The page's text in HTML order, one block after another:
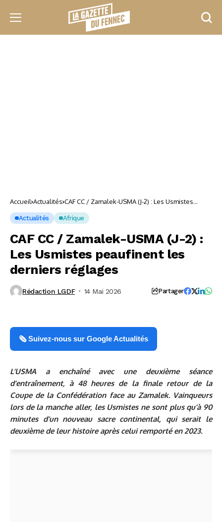
Accueil Actualités CAF CC / Zamalek-USMA (J-2) : Les Usmistes
Actualités Afrique
CAF CC / Zamalek-USMA (J-2) :
Les Usmistes peaufinent les
derniers réglages
Rédaction LGDF 14 Mai 2026 Partager
🗞️ Suivez-nous sur Google Actualités
L’USMA a enchaîné avec une deuxième séance
d’entraînement, à 48 heures de la finale retour de la
Coupe de la Confédération face au Zamalek. Vainqueurs
lors de la manche aller, les Usmistes ne sont plus qu’à 90
minutes d’un nouveau sacre continental, qui serait le
deuxième de leur histoire après celui remporté en 2023.